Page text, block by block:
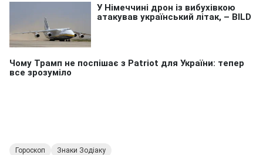
Гороскоп Знаки Зодіаку